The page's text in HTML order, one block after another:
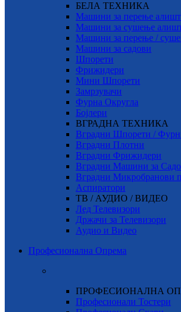
БЕЛА ТЕХНИКА
Машини за перење
Машини за сушење
Машини за перење /
Машини за садови
Шпорети
Фрижидери
Мини Шпорети
Замрзувачи
Фурна Округла
Бојлери
ВГРАДНА ТЕХНИКА
Вградни Шпорети /
Вградни Плотни
Вградни Фрижидери
Вградни Машини за
Вградни Микробранови
Аспиратори
ТВ / АУДИО / ВИДЕО
Лед Телевизори
Држачи за Телевизори
Аудио и Видео
Професионална Опрема
ПРОФЕСИОНАЛНА
Професионали Тостери